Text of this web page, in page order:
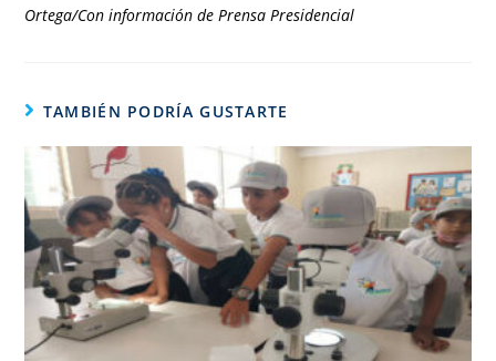
Ortega/Con información de Prensa Presidencial
TAMBIÉN PODRÍA GUSTARTE